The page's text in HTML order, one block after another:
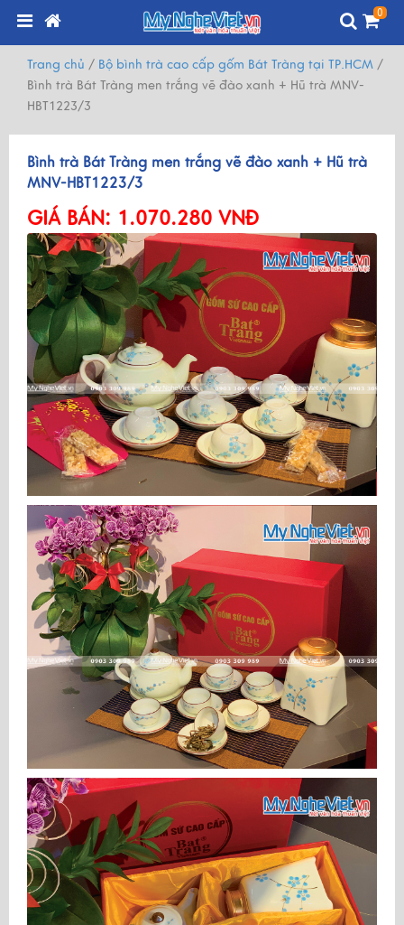
0
Trang chủ / Bộ bình trà cao cấp gốm Bát Tràng tại TP.HCM /
Bình trà Bát Tràng men trắng vẽ đào xanh + Hũ trà MNV-
HBT1223/3
Bình trà Bát Tràng men trắng vẽ đào xanh + Hũ trà
MNV-HBT1223/3
GIÁ BÁN: 1.070.280 VNĐ